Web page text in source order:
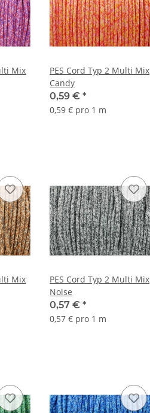
Mix
PES Cord Typ 2 Multi Mix
Candy
0,59 €*
0,59 € pro 1 m
Mix
PES Cord Typ 2 Multi Mix
Noise
0,57 €*
0,57 € pro 1 m